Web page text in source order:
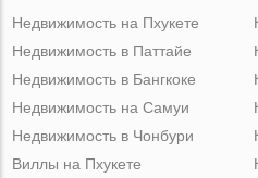
Недвижимость на Пхукете
Недвижимость в Паттайе
Недвижимость в Бангкоке
Недвижимость на Самуи
Недвижимость в Чонбури
Виллы на Пхукете